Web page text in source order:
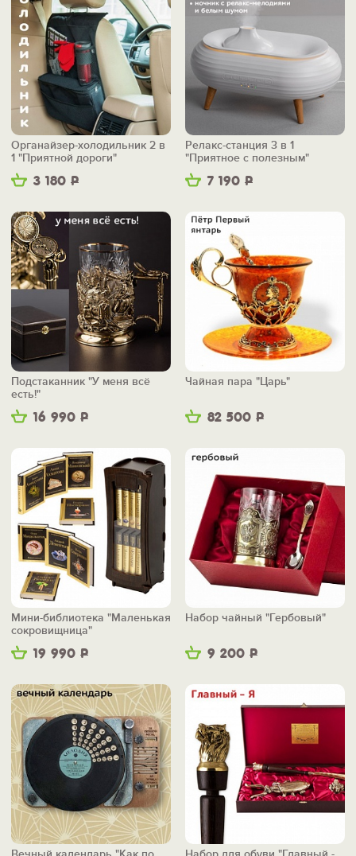
3 180 Р
Органайзер-холодильник 2 в
1 "Приятной дороги"
7 190 Р
Релакс-станция 3 в 1
"Приятное с полезным"
16 990 Р
Подстаканник "У меня всё
есть!"
82 500 Р
Чайная пара "Царь"
19 990 Р
Мини-библиотека "Маленькая
сокровищница"
9 200 Р
Набор чайный "Гербовый"